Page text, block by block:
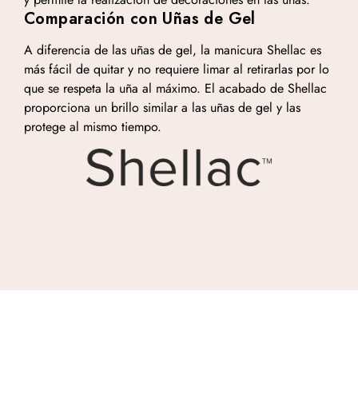
Comparación con Uñas de Gel
A diferencia de las uñas de gel, la manicura Shellac es
más fácil de quitar y no requiere limar al retirarlas por lo
que se respeta la uña al máximo. El acabado de Shellac
proporciona un brillo similar a las uñas de gel y las
protege al mismo tiempo.